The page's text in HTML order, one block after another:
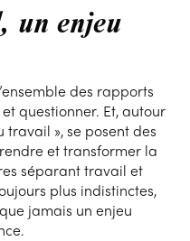
un enjeu
des rapports
questionner. Et, autour
», se posent des
et transformer la
séparant travail et
plus indistinctes,
jamais un enjeu